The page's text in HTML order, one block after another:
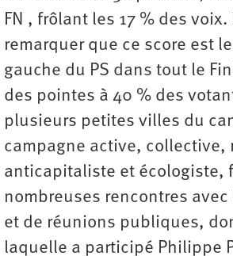
FN , frôlant les 17 % des voix.
remarquer que ce score est
gauche du PS dans tout le
des pointes à 40 % des
plusieurs petites villes du
campagne active, collective,
anticapitaliste et écologiste,
nombreuses rencontres
et de réunions publiques,
laquelle a participé Philippe